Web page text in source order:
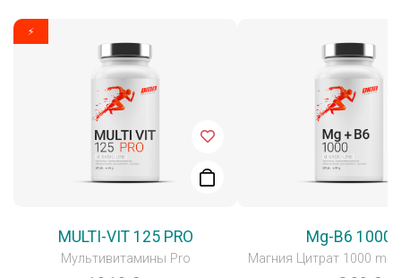
⚡
MULTI-VIT 125 PRO
Мультивитамины Pro
Mg-B6 1000
Магния Цитрат 1000 mg